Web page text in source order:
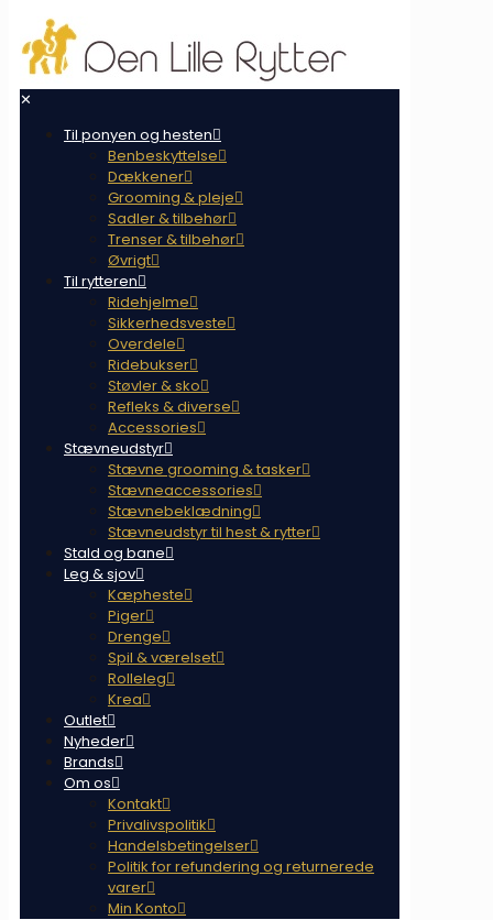
✕
Til ponyen og hesten
Benbeskyttelse
Dækkener
Grooming & pleje
Sadler & tilbehør
Trenser & tilbehør
Øvrigt
Til rytteren
Ridehjelme
Sikkerhedsveste
Overdele
Ridebukser
Støvler & sko
Refleks & diverse
Accessories
Stævneudstyr
Stævne grooming & tasker
Stævneaccessories
Stævnebeklædning
Stævneudstyr til hest & rytter
Stald og bane
Leg & sjov
Kæpheste
Piger
Drenge
Spil & værelset
Rolleleg
Krea
Outlet
Nyheder
Brands
Om os
Kontakt
Privalivspolitik
Handelsbetingelser
Politik for refundering og returnerede
varer
Min Konto